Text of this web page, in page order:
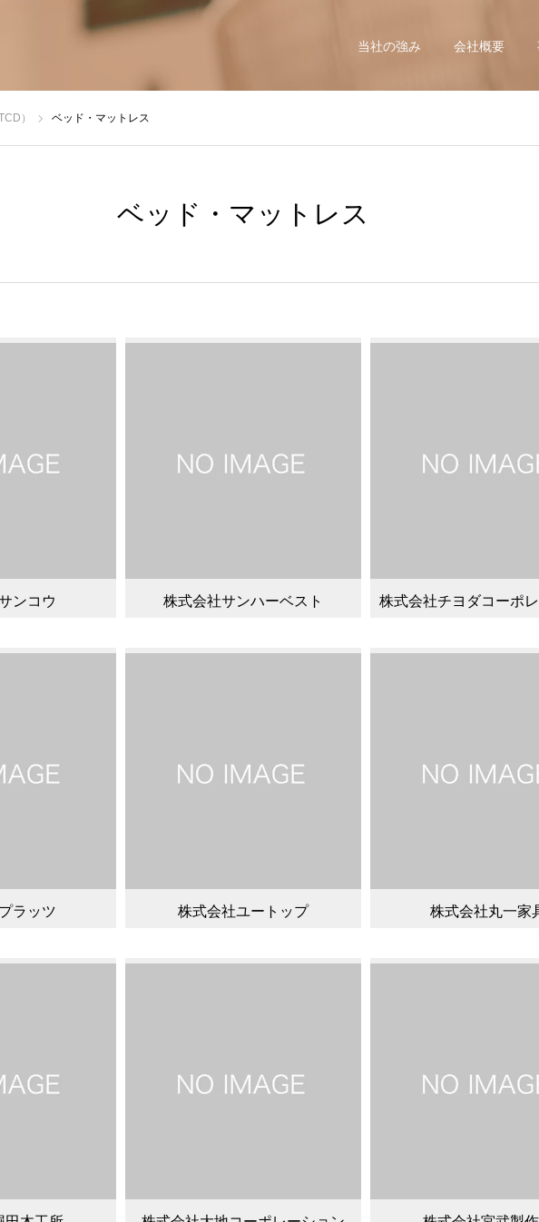
当社の強み 会社概要
） ベッド・マットレス
ベッド・マットレス
ンコウ 株式会社サンハーベスト 株式会社チヨダコーポ
ラッツ 株式会社ユートップ 株式会社丸一家